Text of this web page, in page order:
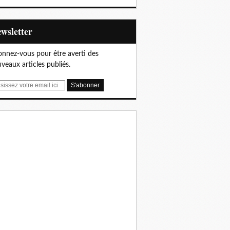
vous pour être averti des
articles publiés.